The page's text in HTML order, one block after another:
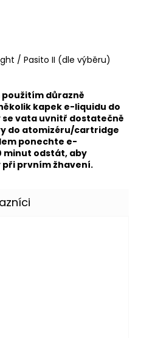
/ Pasito II (dle výběru)
důrazně
kapek e-liquidu do
vata uvnitř dostatečně
do atomizéru/cartridge
ponechte e-
minut odstát, aby
prvním žhavení.
je 5 z 5 hvězdiček.
je 5 z 5 hvězdiček.